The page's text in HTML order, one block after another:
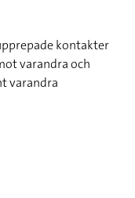
kontakter
varandra och
varandra